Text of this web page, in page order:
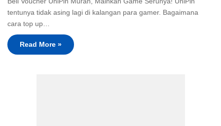
tentunya tidak asing lagi di kalangan para gamer. Bagaimana
cara top up…
Read More »